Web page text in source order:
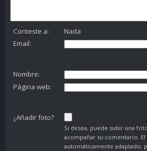
Conteste a:
Nada
Email:
Nombre:
Página web:
¿Añadir foto?
Si desea, puede subir una
acompañar su comentario.
automáticamente adaptado,